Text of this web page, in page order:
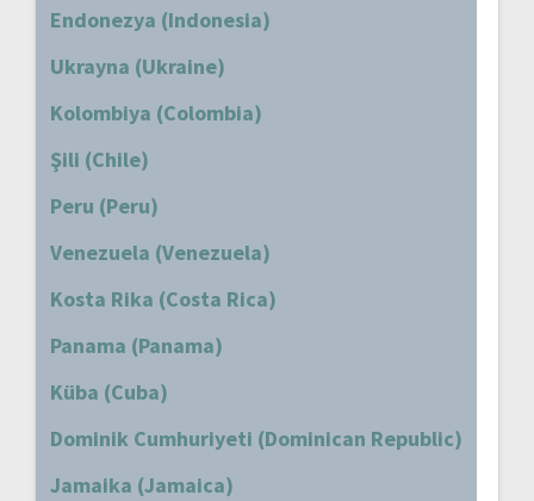
Endonezya (Indonesia)
Ukrayna (Ukraine)
Kolombiya (Colombia)
Şili (Chile)
Peru (Peru)
Venezuela (Venezuela)
Kosta Rika (Costa Rica)
Panama (Panama)
Küba (Cuba)
Dominik Cumhuriyeti (Dominican Republic)
Jamaika (Jamaica)